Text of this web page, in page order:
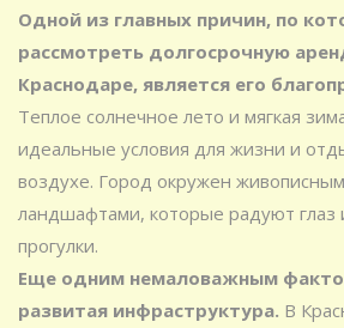
Одной из главных причин, по
рассмотреть долгосрочную
Краснодаре, является его
Теплое солнечное лето и мягкая
идеальные условия для жизни и
воздухе. Город окружен
ландшафтами, которые радуют глаз
прогулки.
Еще одним немаловажным
развитая инфраструктура. В